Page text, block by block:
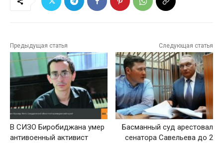
Предыдущая статья
В СИЗО Биробиджана умер
антивоенный активист
Следующая статья
Басманный суд арестовал
сенатора Савельева до 2